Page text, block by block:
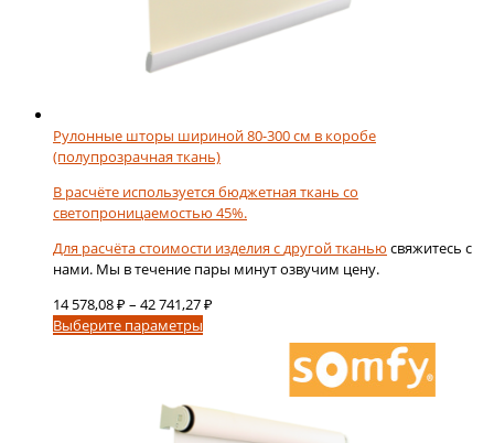
Рулонные шторы шириной 80-300 см в коробе
(полупрозрачная ткань)
В расчёте используется бюджетная ткань со
светопроницаемостью 45%.
Для расчёта стоимости изделия сдругой тканью свяжитесь с
нами. Мы в течение пары минут озвучим цену.
14 578,08₽ – 42 741,27₽
42
Выберите параметры
вариаций.
Опции